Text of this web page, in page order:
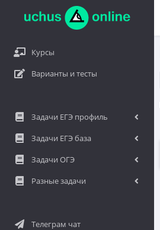
Курсы
Варианты и тесты
Задачи ЕГЭ профиль
Задачи ЕГЭ база
Задачи ОГЭ
Разные задачи
Телеграм чат